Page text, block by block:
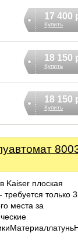
17 400
Купить
18 150
Купить
18 150
Купить
Kaiser плоская
требуется только
места за